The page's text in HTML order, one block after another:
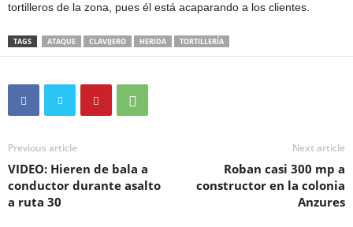
tortilleros de la zona, pues él está acaparando a los clientes.
TAGS ATAQUE CLAVIJERO HERIDA TORTILLERÍA
Previous article
VIDEO: Hieren de bala a
conductor durante asalto
a ruta 30
Next article
Roban casi 300 mp a
constructor en la colonia
Anzures